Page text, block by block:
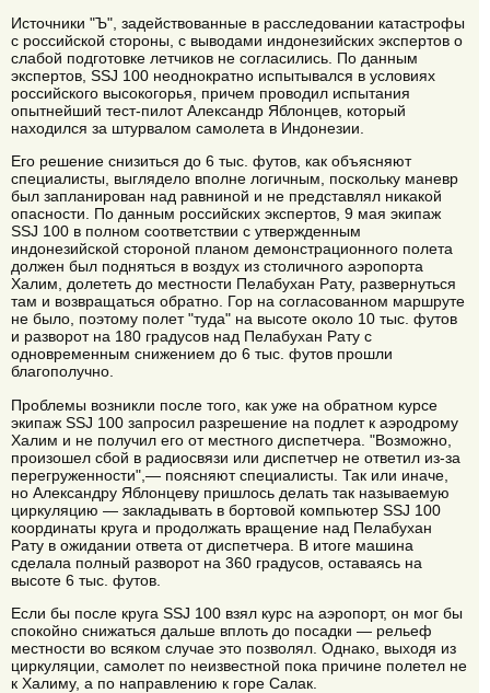
Источники "Ъ", задействованные в расследовании катастрофы
с российской стороны, с выводами индонезийских экспертов о
слабой подготовке летчиков не согласились. По данным
экспертов, SSJ 100 неоднократно испытывался в условиях
российского высокогорья, причем проводил испытания
опытнейший тест-пилот Александр Яблонцев, который
находился за штурвалом самолета в Индонезии.
Его решение снизиться до 6 тыс. футов, как объясняют
специалисты, выглядело вполне логичным, поскольку маневр
был запланирован над равниной и не представлял никакой
опасности. По данным российских экспертов, 9 мая экипаж
SSJ 100 в полном соответствии с утвержденным
индонезийской стороной планом демонстрационного полета
должен был подняться в воздух из столичного аэропорта
Халим, долететь до местности Пелабухан Рату, развернуться
там и возвращаться обратно. Гор на согласованном маршруте
не было, поэтому полет "туда" на высоте около 10 тыс. футов
и разворот на 180 градусов над Пелабухан Рату с
одновременным снижением до 6 тыс. футов прошли
благополучно.
Проблемы возникли после того, как уже на обратном курсе
экипаж SSJ 100 запросил разрешение на подлет к аэродрому
Халим и не получил его от местного диспетчера. "Возможно,
произошел сбой в радиосвязи или диспетчер не ответил из-за
перегруженности",— поясняют специалисты. Так или иначе,
но Александру Яблонцеву пришлось делать так называемую
циркуляцию — закладывать в бортовой компьютер SSJ 100
координаты круга и продолжать вращение над Пелабухан
Рату в ожидании ответа от диспетчера. В итоге машина
сделала полный разворот на 360 градусов, оставаясь на
высоте 6 тыс. футов.
Если бы после круга SSJ 100 взял курс на аэропорт, он мог бы
спокойно снижаться дальше вплоть до посадки — рельеф
местности во всяком случае это позволял. Однако, выходя из
циркуляции, самолет по неизвестной пока причине полетел не
к Халиму, а по направлению к горе Салак.